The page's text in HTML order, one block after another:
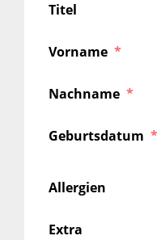
Titel
Vorname
Nachname
Geburtsdatum
Allergien
Extra